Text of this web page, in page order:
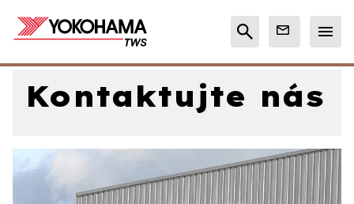
Kontaktujte nás